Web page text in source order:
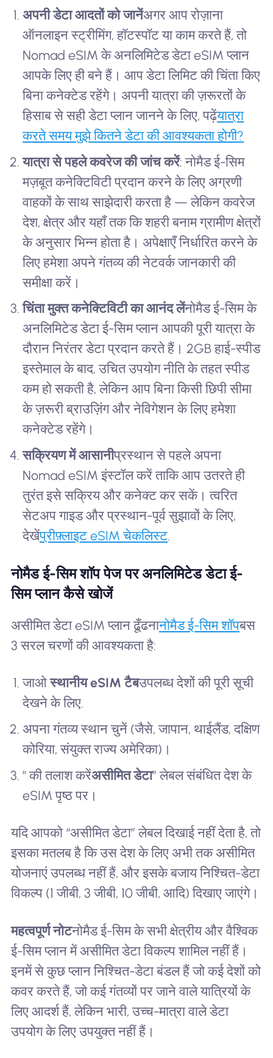
अपनी डेटा आदतों को जानेंअगर आप रोज़ाना
ऑनलाइन स्ट्रीमिंग, हॉटस्पॉट या काम करते हैं, तो
Nomad eSIM के अनलिमिटेड डेटा eSIM प्लान
आपके लिए ही बने हैं। आप डेटा लिमिट की चिंता किए
बिना कनेक्टेड रहेंगे। अपनी यात्रा की ज़रूरतों के
हिसाब से सही डेटा प्लान जानने के लिए, पढ़ेंयात्रा
करते समय मुझे कितने डेटा की आवश्यकता होगी?
यात्रा से पहले कवरेज की जांच करें: नोमैड ई-सिम
मज़बूत कनेक्टिविटी प्रदान करने के लिए अग्रणी
वाहकों के साथ साझेदारी करता है — लेकिन कवरेज
देश, क्षेत्र और यहाँ तक कि शहरी बनाम ग्रामीण क्षेत्रों
के अनुसार भिन्न होता है। अपेक्षाएँ निर्धारित करने के
लिए हमेशा अपने गंतव्य की नेटवर्क जानकारी की
समीक्षा करें।
चिंता मुक्त कनेक्टिविटी का आनंद लेंनोमैड ई-सिम के
अनलिमिटेड डेटा ई-सिम प्लान आपकी पूरी यात्रा के
दौरान निरंतर डेटा प्रदान करते हैं। 2GB हाई-स्पीड
इस्तेमाल के बाद, उचित उपयोग नीति के तहत स्पीड
कम हो सकती है, लेकिन आप बिना किसी छिपी सीमा
के ज़रूरी ब्राउज़िंग और नेविगेशन के लिए हमेशा
कनेक्टेड रहेंगे।
सक्रियण में आसानीप्रस्थान से पहले अपना
Nomad eSIM इंस्टॉल करें ताकि आप उतरते ही
तुरंत इसे सक्रिय और कनेक्ट कर सकें। त्वरित
सेटअप गाइड और प्रस्थान-पूर्व सुझावों के लिए,
देखेंप्रीफ़्लाइट eSIM चेकलिस्ट.
नोमैड ई-सिम शॉप पेज पर अनलिमिटेड डेटा ई-
सिम प्लान कैसे खोजें
असीमित डेटा eSIM प्लान ढूँढनानोमैड ई-सिम शॉपबस
3 सरल चरणों की आवश्यकता है:
जाओस्थानीय eSIM टैबउपलब्ध देशों की पूरी सूची
देखने के लिए.
अपना गंतव्य स्थान चुनें (जैसे, जापान, थाईलैंड, दक्षिण
कोरिया, संयुक्त राज्य अमेरिका)।
" की तलाश करेंअसीमित डेटा” लेबल संबंधित देश के
eSIM पृष्ठ पर।
यदि आपको “असीमित डेटा” लेबल दिखाई नहीं देता है, तो
इसका मतलब है कि उस देश के लिए अभी तक असीमित
योजनाएं उपलब्ध नहीं हैं, और इसके बजाय निश्चित-डेटा
विकल्प (1 जीबी, 3 जीबी, 10 जीबी, आदि) दिखाए जाएंगे।
महत्वपूर्ण नोटनोमैड ई-सिम के सभी क्षेत्रीय और वैश्विक
ई-सिम प्लान में असीमित डेटा विकल्प शामिल नहीं हैं।
इनमें से कुछ प्लान निश्चित-डेटा बंडल हैं जो कई देशों को
कवर करते हैं, जो कई गंतव्यों पर जाने वाले यात्रियों के
लिए आदर्श हैं, लेकिन भारी, उच्च-मात्रा वाले डेटा
उपयोग के लिए उपयुक्त नहीं हैं।